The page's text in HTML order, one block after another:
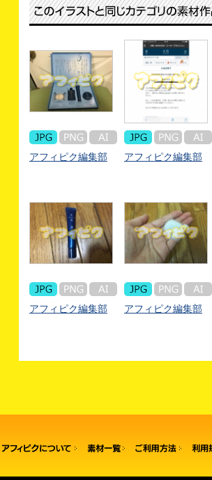
アフィピク編集部 アフィピク編集部
アフィピク編集部 アフィピク編集部